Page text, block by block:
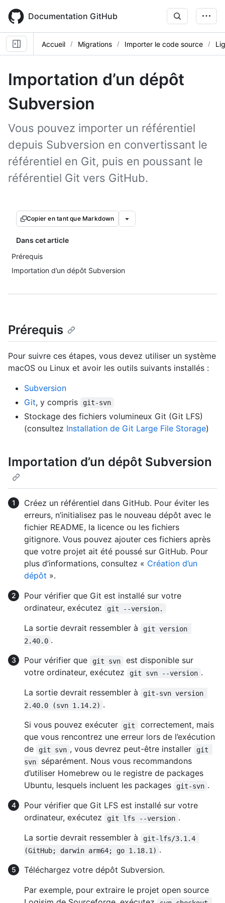
main
content
Documentation GitHub
Accueil Migrations Importer le code source
Importation d’un dépôt
Subversion
Vous pouvez importer un référentiel
depuis Subversion en convertissant le
référentiel en Git, puis en poussant le
référentiel Git vers GitHub.
Copier en tant que Markdown
Dans cet article
Prérequis
Importation d’un dépôt Subversion
Prérequis
Pour suivre ces étapes, vous devez utiliser un système
macOS ou Linux et avoir les outils suivants installés :
Subversion
Git, y compris git-svn
Stockage des fichiers volumineux Git (Git LFS)
(consultez Installation de Git Large File Storage)
Importation d’un dépôt Subversion
Créez un référentiel dans GitHub. Pour éviter les
erreurs, n’initialisez pas le nouveau dépôt avec le
fichier README, la licence ou les fichiers
gitignore. Vous pouvez ajouter ces fichiers après
que votre projet ait été poussé sur GitHub. Pour
plus d’informations, consultez « Création d’un
dépôt ».
Pour vérifier que Git est installé sur votre
ordinateur, exécutez
git --version.
La sortie devrait ressembler à
git version
2.40.0 .
Pour vérifier que
git svn
est disponible sur
votre ordinateur, exécutez
git svn --version .
La sortie devrait ressembler à
git-svn version
2.40.0 (svn 1.14.2) .
Si vous pouvez exécuter
git
correctement, mais
que vous rencontrez une erreur lors de l’exécution
de
git svn , vous devrez peut-être installer
git
svn
séparément. Nous vous recommandons
d’utiliser Homebrew ou le registre de packages
Ubuntu, lesquels incluent les packages
git-svn .
Pour vérifier que Git LFS est installé sur votre
ordinateur, exécutez
git lfs --version .
La sortie devrait ressembler à
git-lfs/3.1.4
(GitHub; darwin arm64; go 1.18.1) .
Téléchargez votre dépôt Subversion.
Par exemple, pour extraire le projet open source